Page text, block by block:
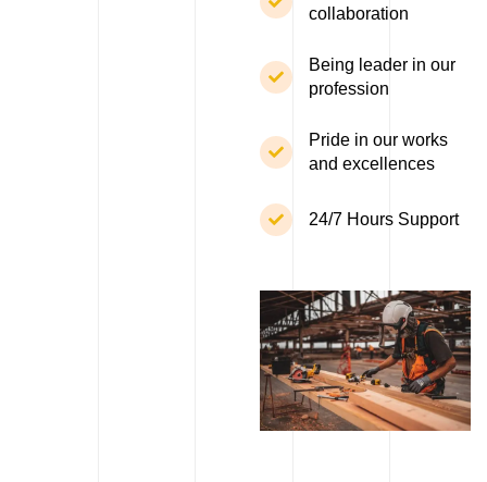
collaboration
Being leader in our
profession
Pride in our works
and excellences
24/7 Hours Support